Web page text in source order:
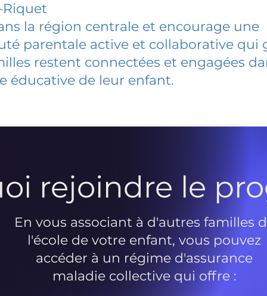
Riquet
la région centrale et encourage une
parentale active et collaborative qui
restent connectées et engagées
éducative de leur enfant.
rejoindre le
En vous associant à d'autres familles
l'école de votre enfant, vous pouvez
accéder à un régime d'assurance
maladie collective qui offre :